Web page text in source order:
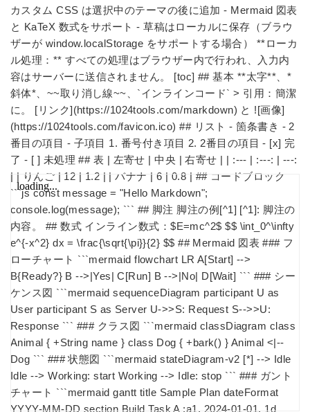
カスタム CSS は選択中のテーマの後に追加 - Mermaid 図表
と KaTeX 数式をサポート - 草稿はローカルに保存（ブラウ
ザーが window.localStorage をサポートする場合） **ローカ
ル処理：** すべての処理はブラウザー内で行われ、入力内
容はサーバーに送信されません。 [toc] ## 基本 **太字**、*
斜体*、~~取り消し線~~、`インラインコード` > 引用：簡潔
に。 [リンク](https://1024tools.com/markdown) と ![画像]
(https://1024tools.com/favicon.ico) ## リスト - 箇条書き - 2
番目の項目 - 子項目 1. 番号付き項目 2. 2番目の項目 - [x] 完
了 - [ ] 未処理 ## 表 | 左寄せ | 中央 | 右寄せ | | :--- | :---: | ---:
| | りんご | 12 | 1.2 | | バナナ | 6 | 0.8 | ## コードブロック
```js const message = "Hello Markdown";
console.log(message); ``` ## 脚注 脚注の例[^1] [^1]: 脚注の
内容。 ## 数式 インライン数式：$E=mc^2$ $$ \int_0^\infty
e^{-x^2} dx = \frac{\sqrt{\pi}}{2} $$ ## Mermaid 図表 ### フ
ローチャート ```mermaid flowchart LR A[Start] -->
B{Ready?} B -->|Yes| C[Run] B -->|No| D[Wait] ``` ### シー
ケンス図 ```mermaid sequenceDiagram participant U as
User participant S as Server U->>S: Request S-->>U:
Response ``` ### クラス図 ```mermaid classDiagram class
Animal { +String name } class Dog { +bark() } Animal <|--
Dog ``` ### 状態図 ```mermaid stateDiagram-v2 [*] --> Idle
Idle --> Working: start Working --> Idle: stop ``` ### ガント
チャート ```mermaid gantt title Sample Plan dateFormat
YYYY-MM-DD section Build Task A :a1, 2024-01-01, 1d